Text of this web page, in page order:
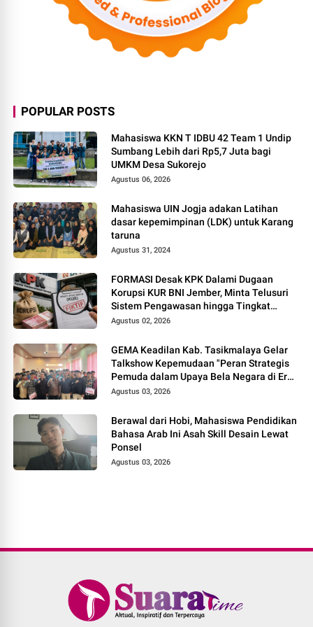
POPULAR POSTS
Mahasiswa KKN T IDBU 42 Team 1 Undip
Sumbang Lebih dari Rp5,7 Juta bagi
UMKM Desa Sukorejo
Agustus 06, 2026
Mahasiswa UIN Jogja adakan Latihan
dasar kepemimpinan (LDK) untuk Karang
taruna
Agustus 31, 2024
FORMASI Desak KPK Dalami Dugaan
Korupsi KUR BNI Jember, Minta Telusuri
Sistem Pengawasan hingga Tingkat
Direksi
Agustus 02, 2026
GEMA Keadilan Kab. Tasikmalaya Gelar
Talkshow Kepemudaan "Peran Strategis
Pemuda dalam Upaya Bela Negara di Era
Post-Truth"
Agustus 03, 2026
Berawal dari Hobi, Mahasiswa Pendidikan
Bahasa Arab Ini Asah Skill Desain Lewat
Ponsel
Agustus 03, 2026